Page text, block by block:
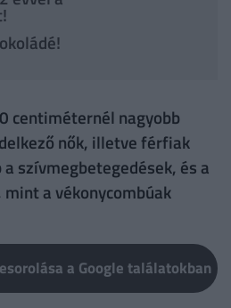
centiméternél nagyobb
nők, illetve férfiak
szívmegbetegedések, és a
a vékonycombúak
a Google találatokban